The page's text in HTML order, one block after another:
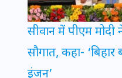
सीवान में पीएम मोदी
सौगात, कहा-
इंजन’